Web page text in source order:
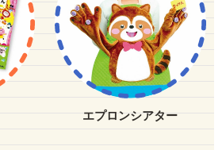
エプロンシアター